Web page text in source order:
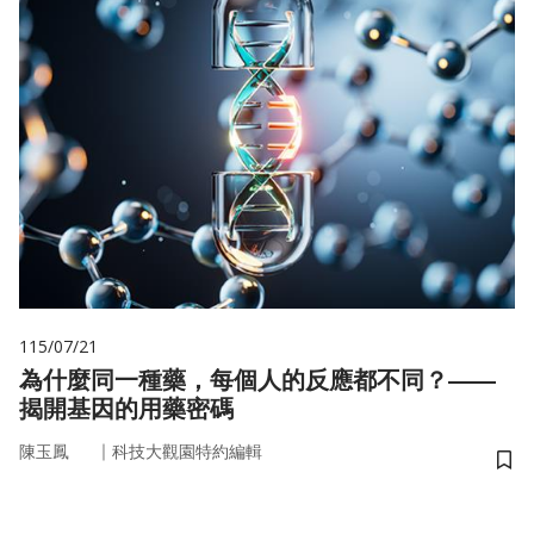
115/07/21
為什麼同一種藥，每個人的反應都不同？——
揭開基因的用藥密碼
陳玉鳳 ｜ 科技大觀園特約編輯
儲